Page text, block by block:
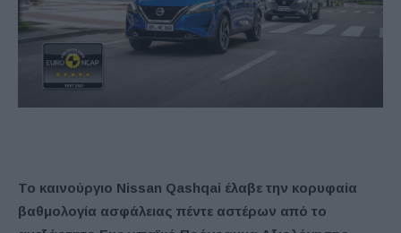
Το καινούργιο Nissan Qashqai έλαβε την κορυφαία
βαθμολογία ασφάλειας πέντε αστέρων από το